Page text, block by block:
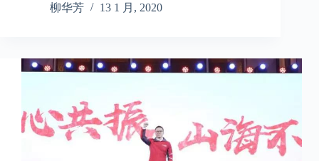
柳华芳
13 1 月, 2020